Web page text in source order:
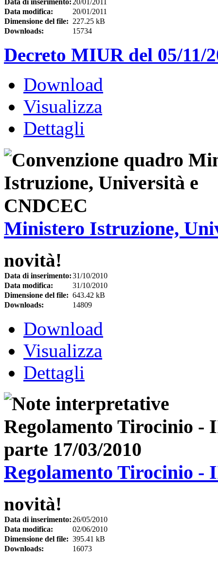
Data di inserimento: 20/01/2011
Data modifica:
20/01/2011
Dimensione del file: 227.25 kB
Downloads:
15734
Decreto MIUR del 05/11/
Download
Visualizza
Dettagli
Ministero Istruzione,
novità!
Data di inserimento:31/10/2010
Data modifica:
31/10/2010
Dimensione del file: 643.42 kB
Downloads:
14809
Download
Visualizza
Dettagli
Regolamento Tirocinio -
novità!
Data di inserimento: 26/05/2010
Data modifica:
02/06/2010
Dimensione del file: 395.41 kB
Downloads:
16073